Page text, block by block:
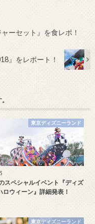
ーセット』を食レポ！
』をレポート！
東京ディズニーランド
スペシャルイベント『ディズ
ロウィーン』詳細発表！
東京ディズニーランド